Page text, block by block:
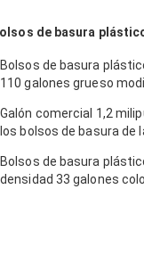
de basura
Bolsos de basura
110 galones grueso
Galón comercial 1,2
los bolsos de basura de
46"
Bolsos de basura
densidad 33 galones